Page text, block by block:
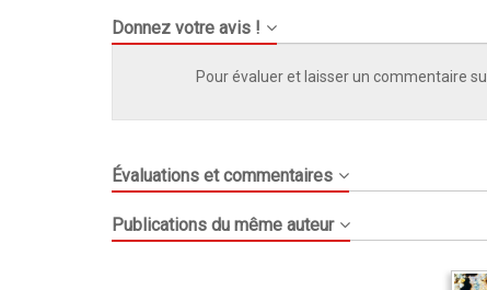
Donnez votre avis !
Pour évaluer et laisser un commentaire
Évaluations et commentaires
Publications du même auteur